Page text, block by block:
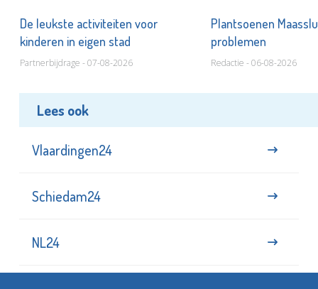
De leukste activiteiten voor
kinderen in eigen stad
Partnerbijdrage - 07-08-2026
Plantsoenen
problemen
Redactie - 06-08-2026
Lees ook
Vlaardingen24
Schiedam24
NL24